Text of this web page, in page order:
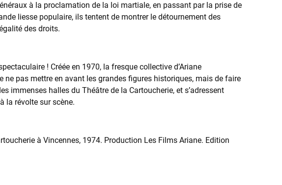
à la proclamation de la loi martiale, en passant par la prise de
liesse populaire, ils tentent de montrer le détournement des
des droits.
! Créée en 1970, la fresque collective d’Ariane
pas mettre en avant les grandes figures historiques, mais de faire
immenses halles du Théâtre de la Cartoucherie, et s’adressent
la révolte sur scène.
à Vincennes, 1974. Production Les Films Ariane. Edition